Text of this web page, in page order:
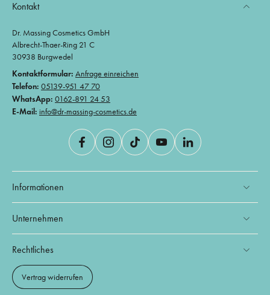
Kontakt
Dr. Massing Cosmetics GmbH
Albrecht-Thaer-Ring 21 C
30938 Burgwedel
Kontaktformular: Anfrage einreichen
Telefon: 05139-951 47 70
WhatsApp: 0162-891 24 53
E-Mail: info@dr-massing-cosmetics.de
Informationen
Unternehmen
Rechtliches
Vertrag widerrufen